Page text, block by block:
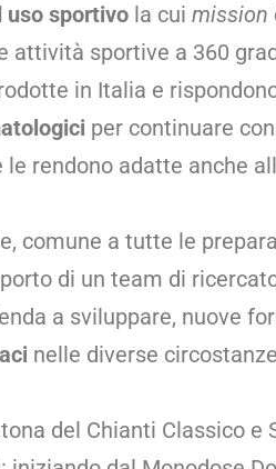
uso sportivo la cui mission
attività sportive a 360
in Italia e
per continuare
rendono adatte anche
comune a tutte le
di un team di
a sviluppare, nuove
nelle diverse
del Chianti Classico e